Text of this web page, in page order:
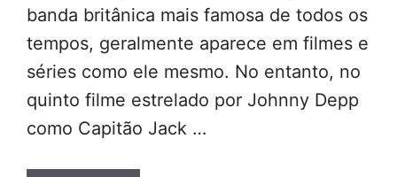
banda britânica mais famosa de todos os
tempos, geralmente aparece em filmes e
séries como ele mesmo. No entanto, no
quinto filme estrelado por Johnny Depp
como Capitão Jack …